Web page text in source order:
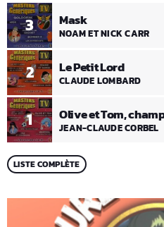
1 Olive et Tom,
JEAN-CLAUDE CORBEL
2 Le Petit Lord
CLAUDE LOMBARD
3 Mask
NOAM ET NICK CARR
LISTE COMPLÈTE